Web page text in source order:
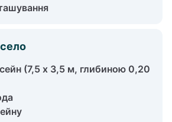
(7,5 х 3,5 м, глибиною 0,20